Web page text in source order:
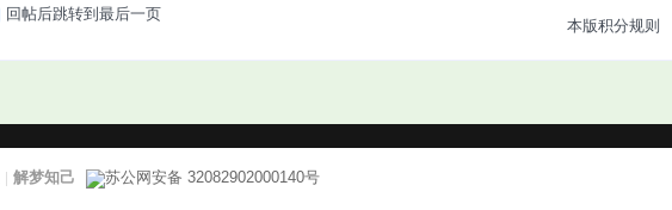
本版积分规则
回帖后跳转到最后一页
| 解梦知己 苏公网安备 32082902000140号